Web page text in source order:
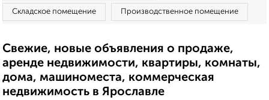
Складское помещение Производственное помещение
Свежие, новые объявления о продаже,
аренде недвижимости, квартиры, комнаты,
дома, машиноместа, коммерческая
недвижимость в Ярославле